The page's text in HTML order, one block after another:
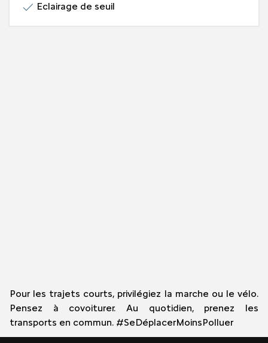
Eclairage de seuil
Pour les trajets courts, privilégiez la marche ou le vélo.
Pensez à covoiturer. Au quotidien, prenez les
transports en commun. #SeDéplacerMoinsPolluer